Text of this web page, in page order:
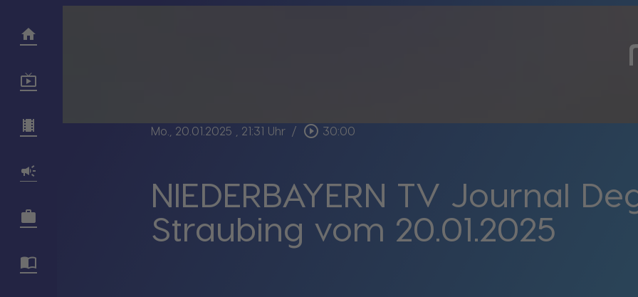
Mo., 20.01.2025 , 21:31 Uhr / play_circle_outline 30:00
NIEDERBAYERN TV Journal
Straubing vom 20.01.2025